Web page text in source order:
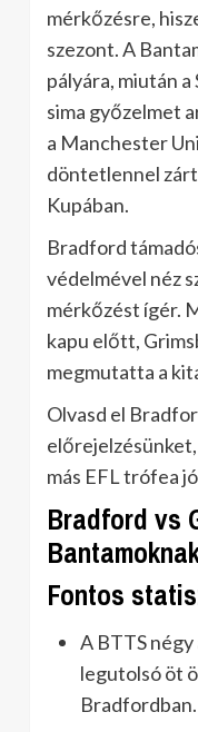
mérkőzésre,
szezont. A
pályára, miután
sima győzelmet
a Manchester
döntetlennel
Kupában.
Bradford
védelmével néz
mérkőzést ígér.
kapu előtt,
megmutatta a
Olvasd el
más EFL trófea
Bradford vs
Fontos
A BTTS
legutolsó öt
Bradfordban.